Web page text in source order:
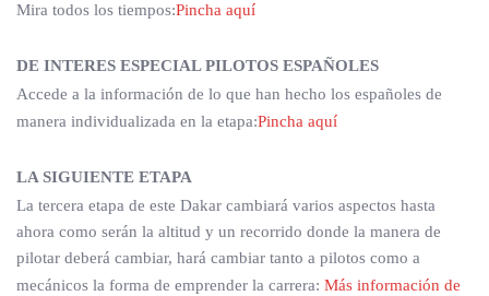
Mira todos los tiempos:Pincha aquí
DE INTERES ESPECIAL PILOTOS ESPAÑOLES
Accede a la información de lo que han hecho los españoles de
manera individualizada en la etapa:Pincha aquí
LA SIGUIENTE ETAPA
La tercera etapa de este Dakar cambiará varios aspectos hasta
ahora como serán la altitud y un recorrido donde la manera de
pilotar deberá cambiar, hará cambiar tanto a pilotos como a
mecánicos la forma de emprender la carrera: Más información de